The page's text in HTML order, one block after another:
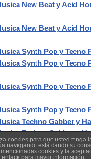
New Beat y Acid
New Beat y Acid
Synth Pop y Tecno
Synth Pop y Tecno
Synth Pop y Tecno
Synth Pop y Tecno
Techno Gabber y
Techno Gabber y
cookies para que usted tenga
navegando está dando su
cookies y la
enlace para mayor información.